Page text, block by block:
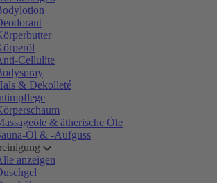
Cellulite
& Dekolleté
& ätherische Öle
Öl & -Aufguss
anzeigen